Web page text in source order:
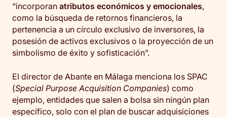
“incorporan atributos económicos y emocionales,
como la búsqueda de retornos financieros, la
pertenencia a un círculo exclusivo de inversores, la
posesión de activos exclusivos o la proyección de un
simbolismo de éxito y sofisticación”.
El director de Abante en Málaga menciona los SPAC
(Special Purpose Acquisition Companies) como
ejemplo, entidades que salen a bolsa sin ningún plan
específico, solo con el plan de buscar adquisiciones